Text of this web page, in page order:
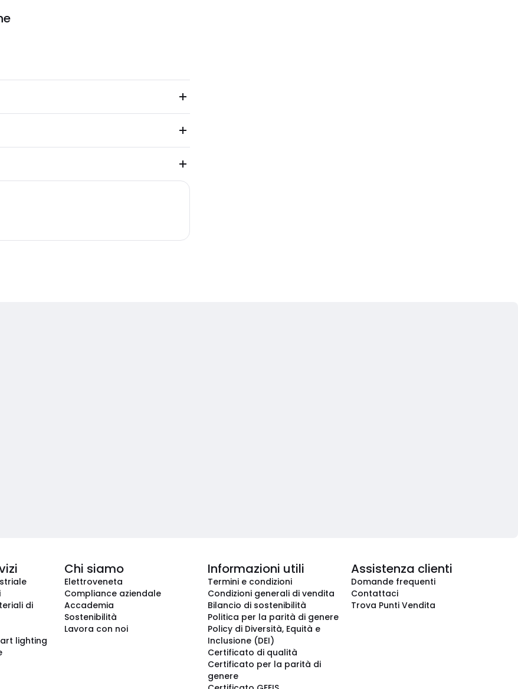
di
lighting
Chi siamo
Elettroveneta
Compliance aziendale
Accademia
Sostenibilità
Lavora con noi
Informazioni utili
Termini e condizioni
Condizioni generali di vendita
Bilancio di sostenibilità
Politica per la parità di genere
Policy di Diversità, Equità e
Inclusione (DEI)
Certificato di qualità
Certificato per la parità di
genere
Assistenza clienti
Domande frequenti
Contattaci
Trova Punti Vendita